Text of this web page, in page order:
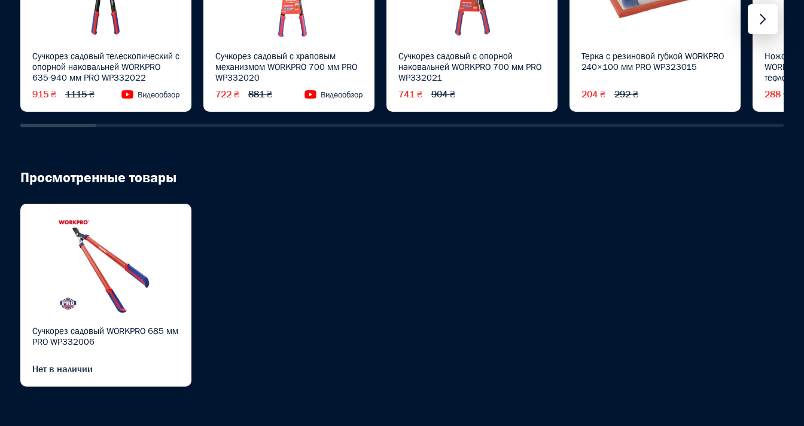
Сучкорез садовый телескопический с
опорной наковальней WORKPRO
635-940 мм PRO WP332022
915 ₴ 1115 ₴ Видеообзор
Сучкорез садовый с храповым
механизмом WORKPRO 700 мм PRO
WP332020
722 ₴ 881 ₴ Видеообзор
Сучкорез садовый с опорной
наковальней WORKPRO 700 мм PRO
WP332021
741 ₴ 904 ₴
Терка с резиновой губкой WORKPRO
240×100 мм PRO WP323015
204 ₴ 292 ₴
Ножовка
288 ₴
Просмотренные товары
Сучкорез садовый WORKPRO 685 мм
PRO WP332006
Нет в наличии